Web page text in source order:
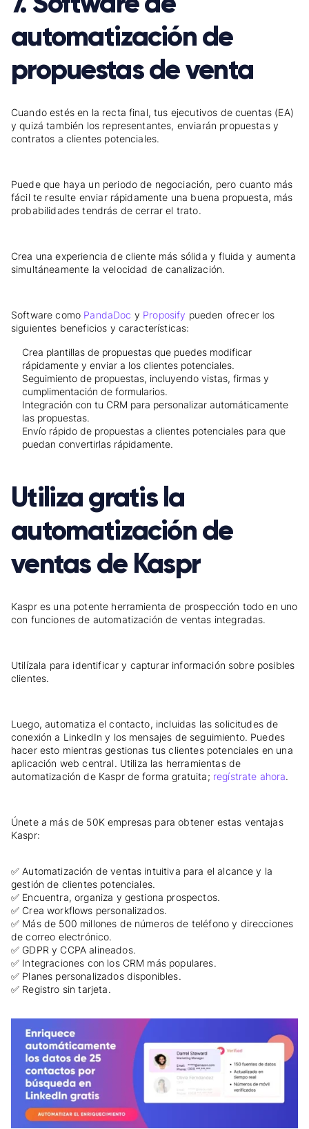
automatización de
propuestas de venta
Cuando estés en la recta final, tus ejecutivos de cuentas (EA)
y quizá también los representantes, enviarán propuestas y
contratos a clientes potenciales.
Puede que haya un periodo de negociación, pero cuanto más
fácil te resulte enviar rápidamente una buena propuesta, más
probabilidades tendrás de cerrar el trato.
Crea una experiencia de cliente más sólida y fluida y aumenta
simultáneamente la velocidad de canalización.
Software como PandaDoc y Proposify pueden ofrecer los
siguientes beneficios y características:
Crea plantillas de propuestas que puedes modificar
rápidamente y enviar a los clientes potenciales.
Seguimiento de propuestas, incluyendo vistas, firmas y
cumplimentación de formularios.
Integración con tu CRM para personalizar automáticamente
las propuestas.
Envío rápido de propuestas a clientes potenciales para que
puedan convertirlas rápidamente.
Utiliza gratis la
automatización de
ventas de Kaspr
Kaspr es una potente herramienta de prospección todo en uno
con funciones de automatización de ventas integradas.
Utilízala para identificar y capturar información sobre posibles
clientes.
Luego, automatiza el contacto, incluidas las solicitudes de
conexión a LinkedIn y los mensajes de seguimiento. Puedes
hacer esto mientras gestionas tus clientes potenciales en una
aplicación web central. Utiliza las herramientas de
automatización de Kaspr de forma gratuita; regístrate ahora.
Únete a más de 50K empresas para obtener estas ventajas
Kaspr:
✅ Automatización de ventas intuitiva para el alcance y la
gestión de clientes potenciales.
✅ Encuentra, organiza y gestiona prospectos.
✅ Crea workflows personalizados.
✅ Más de 500 millones de números de teléfono y direcciones
de correo electrónico.
✅ GDPR y CCPA alineados.
✅ Integraciones con los CRM más populares.
✅ Planes personalizados disponibles.
✅ Registro sin tarjeta.